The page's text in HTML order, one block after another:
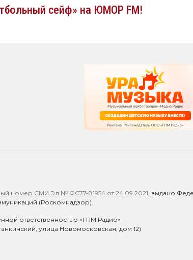
сейф» на ЮМОР FM!
номер СМИ Эл № ФС77-81954 от 24.09.2021, выдано
(Роскомнадзор).
ответственностью «ГПМ Радио»
улица Новомосковская, дом 12)